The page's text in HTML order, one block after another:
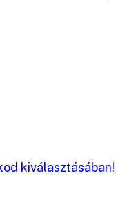
kiválasztásában!